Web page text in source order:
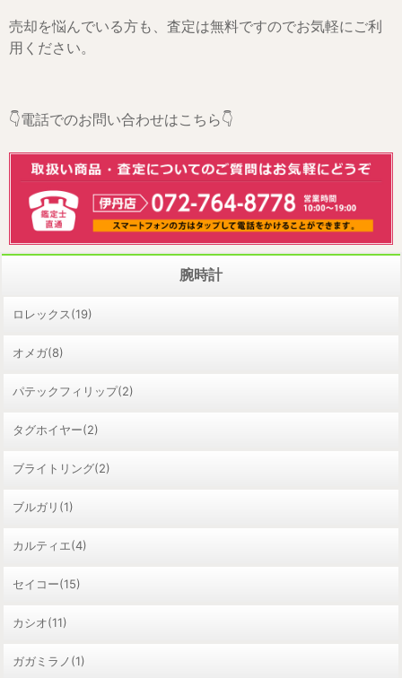
売却を悩んでいる方も、査定は無料ですのでお気軽にご利
用ください。
👇電話でのお問い合わせはこちら👇
腕時計
ロレックス(19)
オメガ(8)
パテックフィリップ(2)
タグホイヤー(2)
ブライトリング(2)
ブルガリ(1)
カルティエ(4)
セイコー(15)
カシオ(11)
ガガミラノ(1)